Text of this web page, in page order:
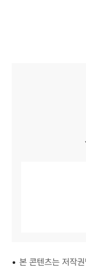
• 본 콘텐츠는 저작